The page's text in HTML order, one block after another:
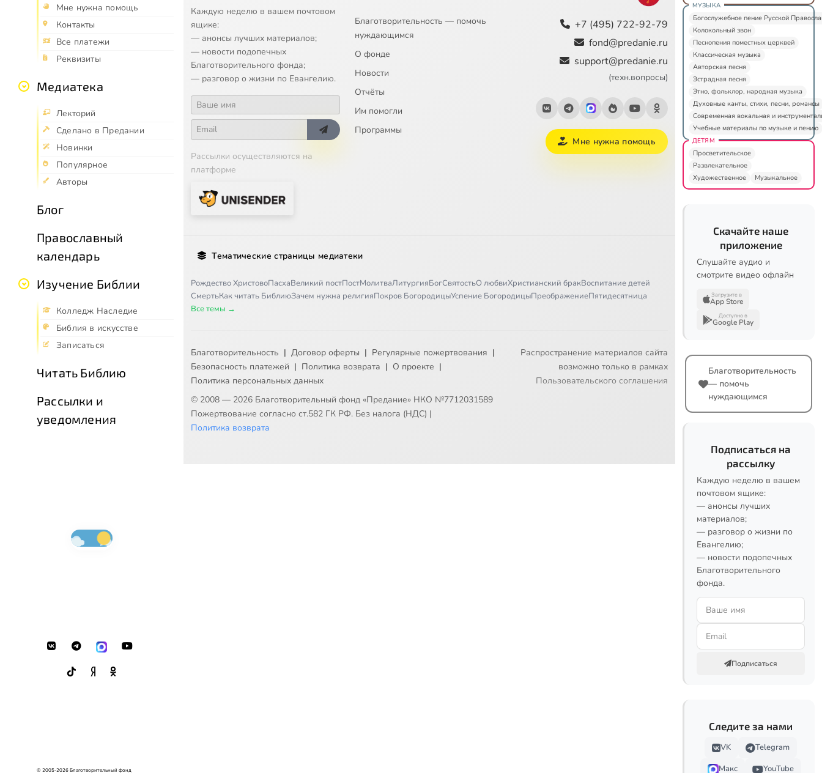
Мне нужна помощь
Контакты
Все платежи
Реквизиты
Медиатека
Лекторий
Сделано в Предании
Новинки
Популярное
Авторы
Блог
Православный
календарь
Изучение Библии
Колледж Наследие
Библия в искусстве
Записаться
Читать Библию
Рассылки и
уведомления
© 2005-2026 Благотворительный фонд
Каждую неделю в вашем почтовом
ящике:
— анонсы лучших материалов;
— новости подопечных
Благотворительного фонда;
— разговор о жизни по Евангелию.
Рассылки осуществляются на
платформе
Благотворительность — помочь
нуждающимся
О фонде
Новости
Отчёты
Им помогли
Программы
+7 (495) 722-92-79
fond@predanie.ru
support@predanie.ru
(техн.вопросы)
Мне нужна помощь
Тематические страницы медиатеки
Рождество ХристовоПасхаВеликий постПостМолитваЛитургияБогСвятостьО любвиХристианский бракВоспитание детей
СмертьКак читать БиблиюЗачем нужна религияПокров БогородицыУспение БогородицыПреображениеПятидесятница
Все темы →
Благотворительность | Договор оферты | Регулярные пожертвования |
Безопасность платежей | Политика возврата | О проекте |
Политика персональных данных
© 2008 — 2026 Благотворительный фонд «Предание» НКО №7712031589
Пожертвование согласно ст.582 ГК РФ. Без налога (НДС) |
Политика возврата
Распространение материалов сайта
возможно только в рамках
Пользовательского соглашения
МУЗЫКА
Богослужебное пение Русской
Колокольный звон
Песнопения поместных церквей
Классическая музыка
Авторская песня
Эстрадная песня
Этно, фольклор, народная музыка
Духовные канты, стихи, песни, романсы
Современная вокальная и
Учебные материалы по музыке и пению
ДЕТЯМ
Просветительское
Развлекательное
Художественное
Музыкальное
Скачайте наше
приложение
Слушайте аудио и
смотрите видео офлайн
Загрузите в
App Store
Доступно в
Google Play
Благотворительность
— помочь
нуждающимся
Подписаться на
рассылку
Каждую неделю в вашем
почтовом ящике:
— анонсы лучших
материалов;
— разговор о жизни по
Евангелию;
— новости подопечных
Благотворительного
фонда.
Подписаться
Следите за нами
VK
Telegram
Макс
YouTube